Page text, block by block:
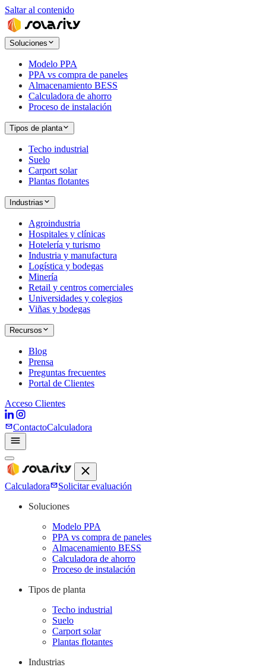
Saltar al contenido
Soluciones
Modelo PPA
PPA vs compra de paneles
Almacenamiento BESS
Calculadora de ahorro
Proceso de instalación
Tipos de planta
Techo industrial
Suelo
Carport solar
Plantas flotantes
Industrias
Agroindustria
Hospitales y clínicas
Hotelería y turismo
Industria y manufactura
Logística y bodegas
Minería
Retail y centros comerciales
Universidades y colegios
Viñas y bodegas
Recursos
Blog
Prensa
Preguntas frecuentes
Portal de Clientes
Acceso Clientes
ContactoCalculadora
Calculadora
Solicitar evaluación
Soluciones
Modelo PPA
PPA vs compra de paneles
Almacenamiento BESS
Calculadora de ahorro
Proceso de instalación
Tipos de planta
Techo industrial
Suelo
Carport solar
Plantas flotantes
Industrias